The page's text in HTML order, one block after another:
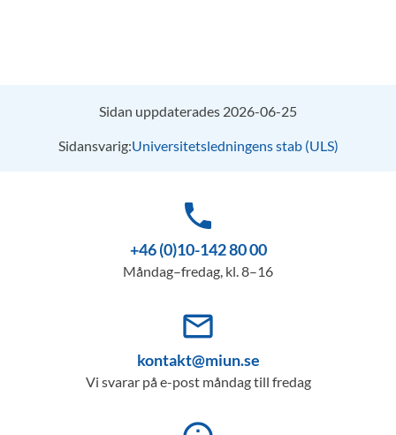
Sidan uppdaterades 2026-06-25
Sidansvarig:Universitetsledningens stab (ULS)
phone
+46 (0)10-142 80 00
Måndag–fredag, kl. 8–16
mail_outline
kontakt@miun.se
Vi svarar på e-post måndag till fredag